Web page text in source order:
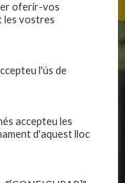
masculins
femenins
oferir-vos
les vostres
l'ús de
accepteu les
d'aquest lloc